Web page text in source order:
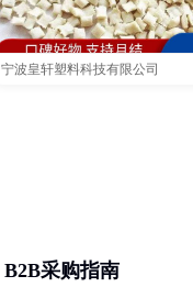
宁波皇轩塑料科技有限公司
B2B采购指南